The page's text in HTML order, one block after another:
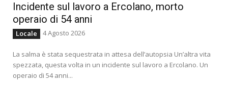
Incidente sul lavoro a Ercolano, morto
operaio di 54 anni
Locale 4 Agosto 2026
La salma è stata sequestrata in attesa dell’autopsia Un’altra vita
spezzata, questa volta in un incidente sul lavoro a Ercolano. Un
operaio di 54 anni...